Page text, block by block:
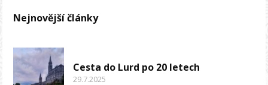
Nejnovější články
Cesta do Lurd po 20 letech
29.7.2025